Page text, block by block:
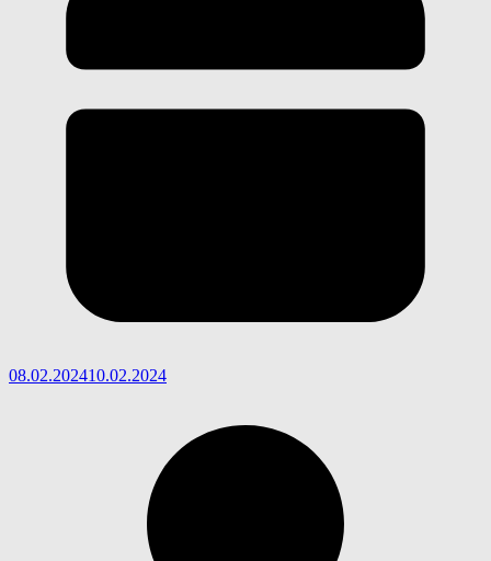
08.02.202410.02.2024